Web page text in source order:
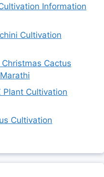
Cultivation Information
Cultivation
Christmas Cactus
Plant Cultivation
Cultivation